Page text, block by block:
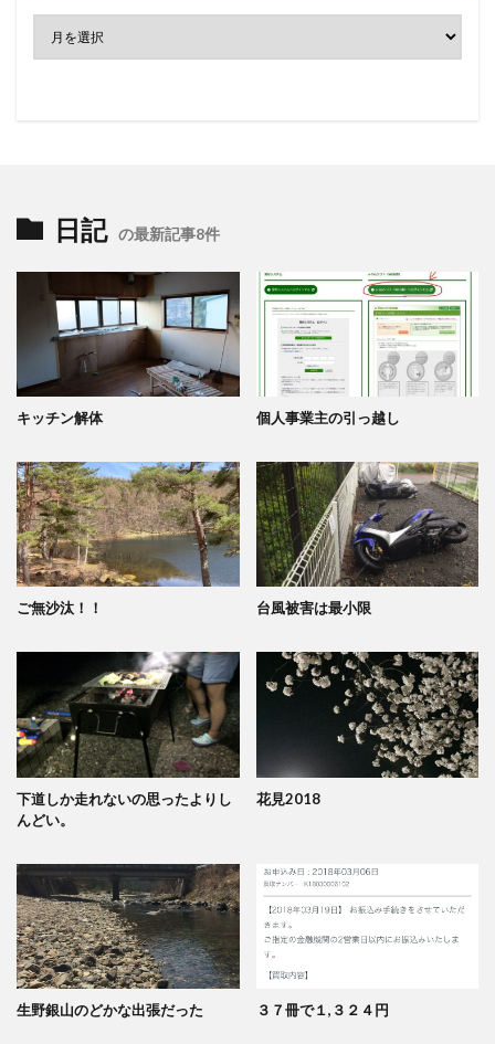
日記 の最新記事8件
キッチン解体 個人事業主の引っ越し
ご無沙汰！！ 台風被害は最小限
下道しか走れないの思ったよりし
んどい。
花見2018
生野銀山のどかな出張だった ３７冊で１,３２４円